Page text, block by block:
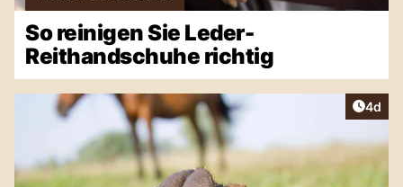
So reinigen Sie Leder-
Reithandschuhe richtig
4d